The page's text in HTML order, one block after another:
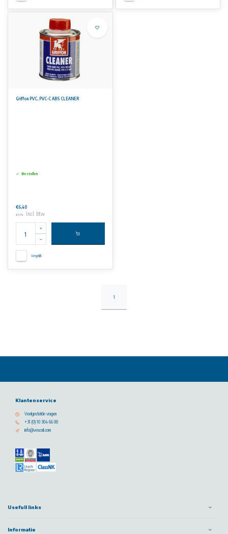
Griffon PVC, PVC-C ABS CLEANER
Bestellen
€6,40
€7,74 Incl. btw
Vergelijk
1
Klantenservice
Veelgestelde vragen
+31 (0) 10 304 66 00
info@vescoil.com
Usefull links
Informatie